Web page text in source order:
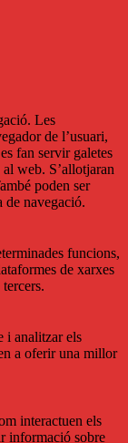
Les
de l’usuari,
fan servir galetes
web. S’allotjaran
poden ser
de navegació.
funcions,
de xarxes
i analitzar els
a oferir una millor
interactuen els
informació sobre